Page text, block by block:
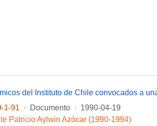
1-91
· Documento · 1990-04-19
Patricio Aylwin Azócar (1990-1994)